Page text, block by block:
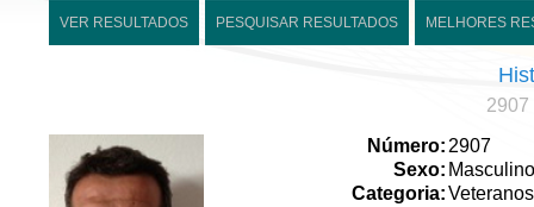
VER RESULTADOS PESQUISAR RESULTADOS MELHORES
2907
Número: 2907
Sexo: Masculino
Categoria:Veteranos